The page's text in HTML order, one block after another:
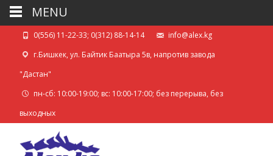
0(556) 11-22-33; 0(312) 88-14-14
info@alex.kg
г.Бишкек, ул. Байтик Баатыра 5в, напротив завода
"Дастан"
пн-сб: 10:00-19:00; вс: 10:00-17:00; без перерыва, без
выходных
MENU